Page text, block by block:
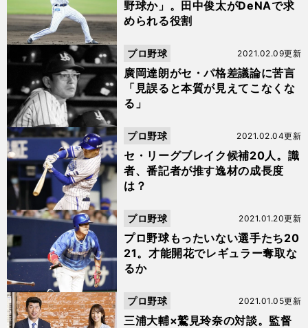
野球か」。田中俊太がDeNAで求
められる役割
廣岡達朗がセ・パ格差議論に苦言
「見誤ると本質が見えてこなくな
る」
2021.02.09更新
プロ野球
セ・リーグブレイク候補20人。識
者、番記者が推す逸材の成長度
は？
2021.02.04更新
プロ野球
プロ野球もったいない選手たち20
21。才能開花でレギュラー奪取な
るか
2021.01.20更新
プロ野球
三浦大輔×鷲見玲奈の対談。監督
2021.01.05更新
プロ野球